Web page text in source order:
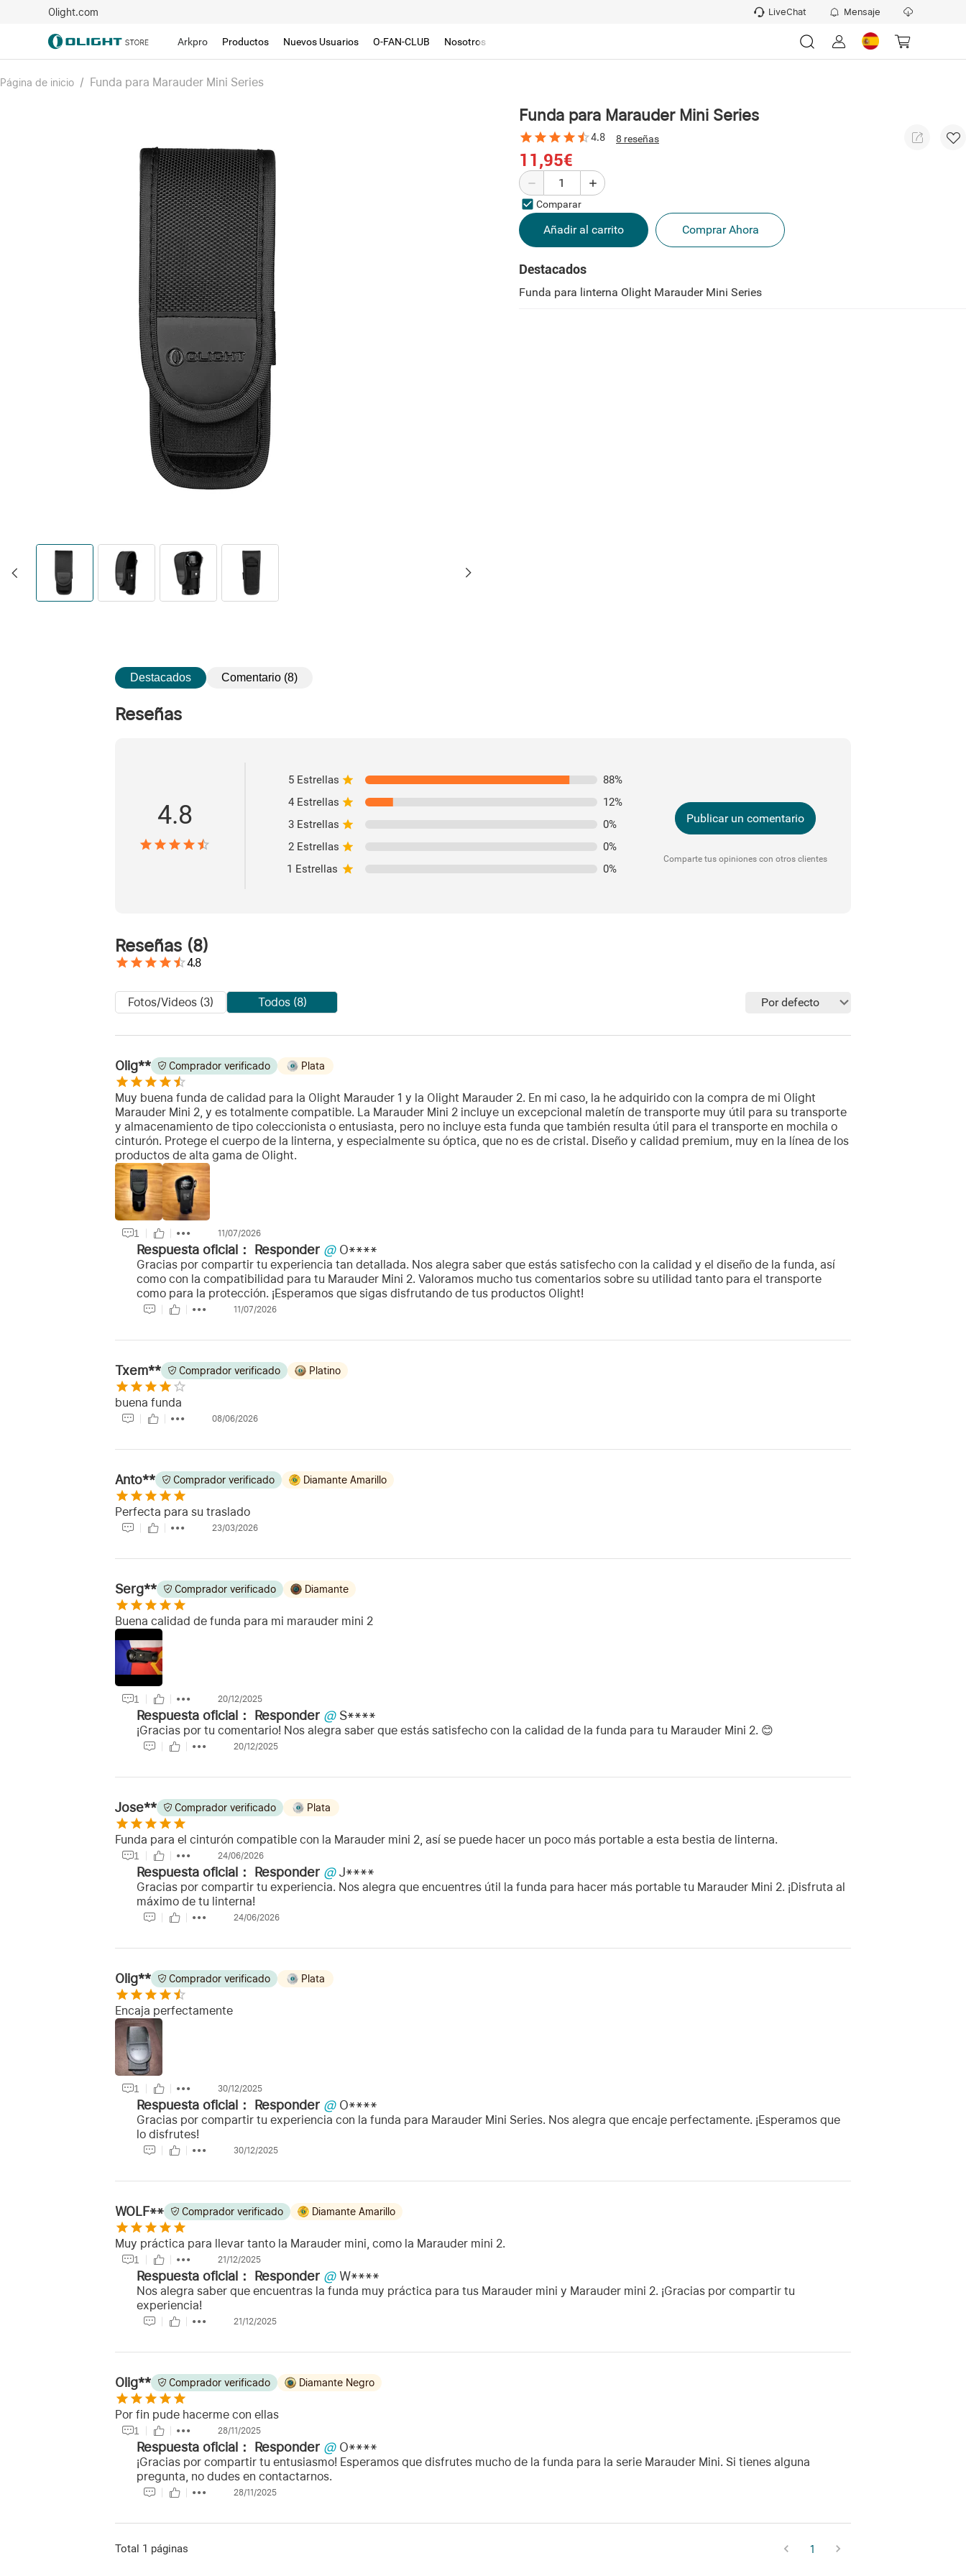
Olight.com LiveChat Mensaje
Arkpro Productos Nuevos Usuarios O-FAN-CLUB Nosotros
Página de inicio / Funda para Marauder Mini Series
Funda para Marauder Mini Series
4.8 8 reseñas
11,95€
Comparar
Añadir al carrito Comprar Ahora
Destacados
Funda para linterna Olight Marauder Mini Series
Destacados Comentario (8)
Reseñas
4.8
5 Estrellas 88%
4 Estrellas
12%
3 Estrellas
0%
2 Estrellas
0%
1 Estrellas
0%
Publicar un comentario
Comparte tus opiniones con otros clientes
Reseñas (8)
4.8
Fotos/Videos (3) Todos (8) Por defecto
Olig** Comprador verificado Plata
Muy buena funda de calidad para la Olight Marauder 1 y la Olight Marauder 2. En mi caso, la he adquirido con la compra de mi Olight
Marauder Mini 2, y es totalmente compatible. La Marauder Mini 2 incluye un excepcional maletín de transporte muy útil para su transporte
y almacenamiento de tipo coleccionista o entusiasta, pero no incluye esta funda que también resulta útil para el transporte en mochila o
cinturón. Protege el cuerpo de la linterna, y especialmente su óptica, que no es de cristal. Diseño y calidad premium, muy en la línea de los
productos de alta gama de Olight.
1 11/07/2026
Respuesta oficial： Responder @ O****
Gracias por compartir tu experiencia tan detallada. Nos alegra saber que estás satisfecho con la calidad y el diseño de la funda, así
como con la compatibilidad para tu Marauder Mini 2. Valoramos mucho tus comentarios sobre su utilidad tanto para el transporte
como para la protección. ¡Esperamos que sigas disfrutando de tus productos Olight!
11/07/2026
Txem** Comprador verificado Platino
buena funda
08/06/2026
Anto** Comprador verificado Diamante Amarillo
Perfecta para su traslado
23/03/2026
Serg** Comprador verificado Diamante
Buena calidad de funda para mi marauder mini 2
1 20/12/2025
Respuesta oficial： Responder @ S****
¡Gracias por tu comentario! Nos alegra saber que estás satisfecho con la calidad de la funda para tu Marauder Mini 2. 😊
20/12/2025
Jose** Comprador verificado Plata
Funda para el cinturón compatible con la Marauder mini 2, así se puede hacer un poco más portable a esta bestia de linterna.
1 24/06/2026
Respuesta oficial： Responder @ J****
Gracias por compartir tu experiencia. Nos alegra que encuentres útil la funda para hacer más portable tu Marauder Mini 2. ¡Disfruta al
máximo de tu linterna!
24/06/2026
Olig** Comprador verificado Plata
Encaja perfectamente
1 30/12/2025
Respuesta oficial： Responder @ O****
Gracias por compartir tu experiencia con la funda para Marauder Mini Series. Nos alegra que encaje perfectamente. ¡Esperamos que
lo disfrutes!
30/12/2025
WOLF** Comprador verificado Diamante Amarillo
Muy práctica para llevar tanto la Marauder mini, como la Marauder mini 2.
1 21/12/2025
Respuesta oficial： Responder @ W****
Nos alegra saber que encuentras la funda muy práctica para tus Marauder mini y Marauder mini 2. ¡Gracias por compartir tu
experiencia!
21/12/2025
Olig** Comprador verificado Diamante Negro
Por fin pude hacerme con ellas
1 28/11/2025
Respuesta oficial： Responder @ O****
¡Gracias por compartir tu entusiasmo! Esperamos que disfrutes mucho de la funda para la serie Marauder Mini. Si tienes alguna
pregunta, no dudes en contactarnos.
28/11/2025
Total 1 páginas 1